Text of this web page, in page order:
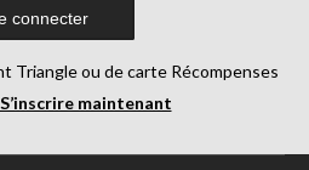
connecter
Triangle ou de carte Récompenses
S’inscrire maintenant